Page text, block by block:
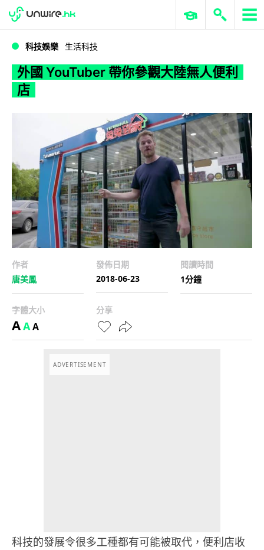
外國 YouTuber 帶你參觀大陸無人便利店
WWDC 2026 ERP 與商業 AI
科技娛樂 生活科技
外國 YouTuber 帶你參觀大陸無人便利
店
作者
唐美鳳
發佈日期
2018-06-23
閱讀時間
1分鐘
字體大小
AAA
分享
ADVERTISEMENT
科技的發展令很多工種都有可能被取代，便利店收